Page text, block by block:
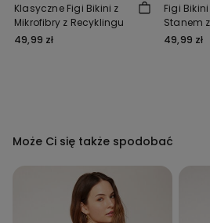
Klasyczne Figi Bikini z
Mikrofibry z Recyklingu
49,99 zł
Figi
Stanem z
49,99 zł
Może Ci się także spodobać